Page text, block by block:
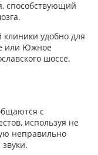
способствующий
удобно для
или Южное
шоссе.
с
используя не
неправильно